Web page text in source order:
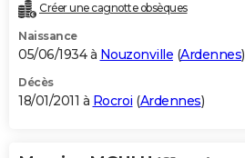
Créer une cagnotte obsèques
Naissance
05/06/1934 à Nouzonville (Ardennes)
Décès
18/01/2011 à Rocroi (Ardennes)